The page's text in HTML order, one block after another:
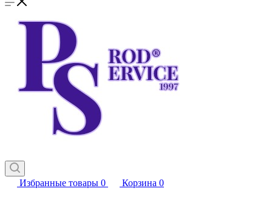
Избранные товары 0 Корзина 0